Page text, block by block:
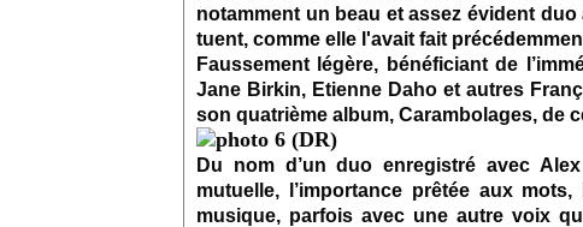
notamment un beau et assez évident
tuent, comme elle l'avait fait
Faussement légère, bénéficiant de
Jane Birkin, Etienne Daho et autres
son quatrième album, Carambolages, de
Du nom d’un duo enregistré avec
mutuelle, l’importance prêtée aux
musique, parfois avec une autre voix